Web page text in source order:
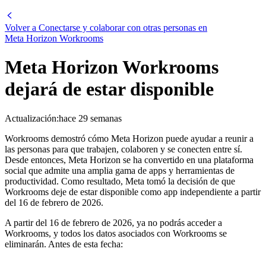
Volver a Conectarse y colaborar con otras personas en
Meta Horizon Workrooms
Meta Horizon Workrooms
dejará de estar disponible
Actualización:hace 29 semanas
Workrooms demostró cómo Meta Horizon puede ayudar a reunir a
las personas para que trabajen, colaboren y se conecten entre sí.
Desde entonces, Meta Horizon se ha convertido en una plataforma
social que admite una amplia gama de apps y herramientas de
productividad. Como resultado, Meta tomó la decisión de que
Workrooms deje de estar disponible como app independiente a partir
del 16 de febrero de 2026.
A partir del 16 de febrero de 2026, ya no podrás acceder a
Workrooms, y todos los datos asociados con Workrooms se
eliminarán. Antes de esta fecha: